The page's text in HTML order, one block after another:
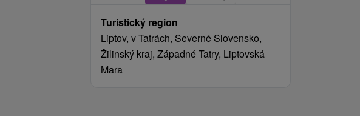
Turistický region
Liptov, v Tatrách, Severné Slovensko,
Žilinský kraj, Západné Tatry, Liptovská
Mara